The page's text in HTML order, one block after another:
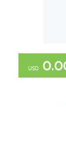
USD